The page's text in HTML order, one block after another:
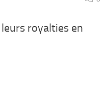
royalties en